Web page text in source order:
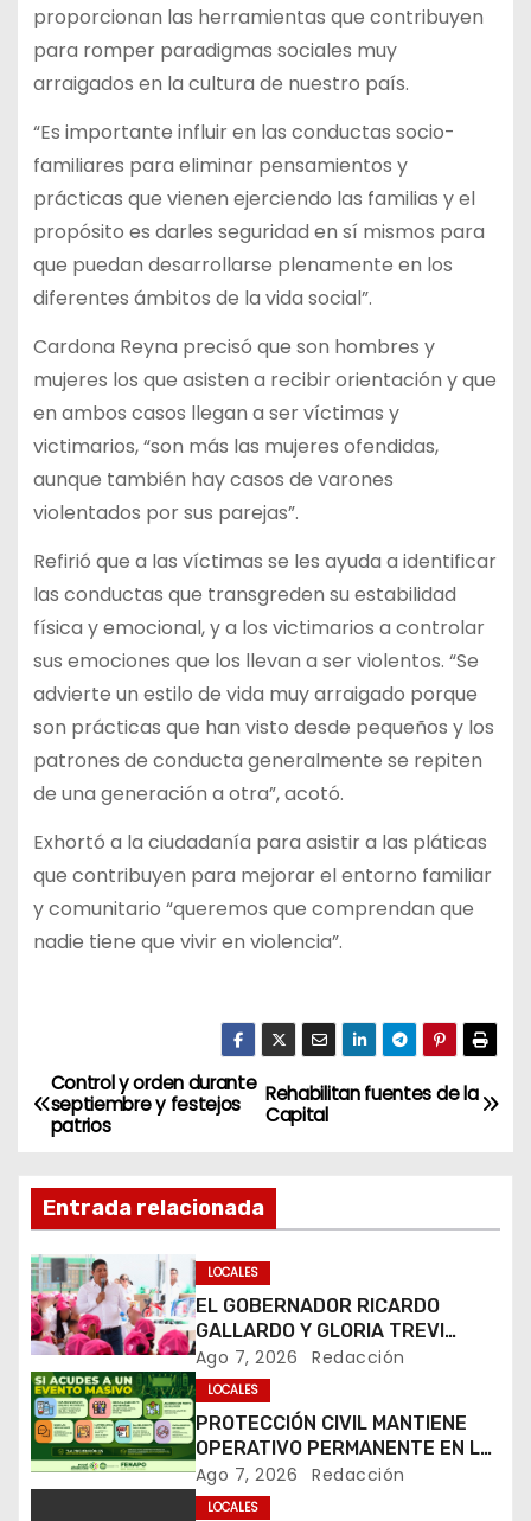
proporcionan las herramientas que contribuyen
para romper paradigmas sociales muy
arraigados en la cultura de nuestro país.
“Es importante influir en las conductas socio-
familiares para eliminar pensamientos y
prácticas que vienen ejerciendo las familias y el
propósito es darles seguridad en sí mismos para
que puedan desarrollarse plenamente en los
diferentes ámbitos de la vida social”.
Cardona Reyna precisó que son hombres y
mujeres los que asisten a recibir orientación y que
en ambos casos llegan a ser víctimas y
victimarios, “son más las mujeres ofendidas,
aunque también hay casos de varones
violentados por sus parejas”.
Refirió que a las víctimas se les ayuda a identificar
las conductas que transgreden su estabilidad
física y emocional, y a los victimarios a controlar
sus emociones que los llevan a ser violentos. “Se
advierte un estilo de vida muy arraigado porque
son prácticas que han visto desde pequeños y los
patrones de conducta generalmente se repiten
de una generación a otra”, acotó.
Exhortó a la ciudadanía para asistir a las pláticas
que contribuyen para mejorar el entorno familiar
y comunitario “queremos que comprendan que
nadie tiene que vivir en violencia”.
N
a
v
e
g
a
c
i
ó
Rehabilitan fuentes de la
Capital
Control y orden durante
septiembre y festejos
patrios
Entrada relacionada
LOCALES
EL GOBERNADOR RICARDO
GALLARDO Y GLORIA TREVI
LLEVAN ESPERANZA A LA PILA
Ago 7, 2026 Redacción
LOCALES
PROTECCIÓN CIVIL MANTIENE
OPERATIVO PERMANENTE EN LA
FENAPO 2026
Ago 7, 2026 Redacción
LOCALES